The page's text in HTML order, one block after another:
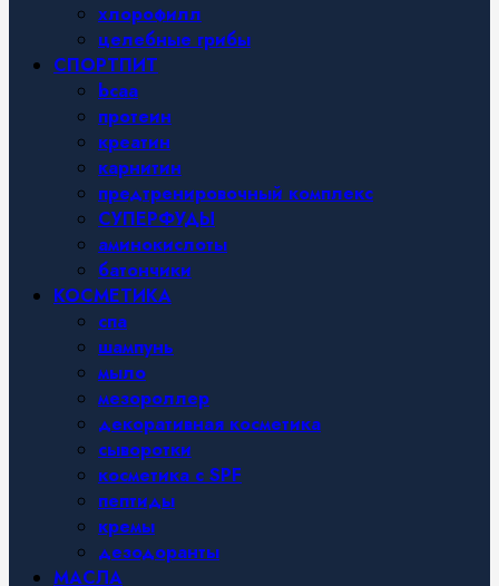
хлорофилл
целебные грибы
СПОРТПИТ
bcaa
протеин
креатин
карнитин
предтренировочный комплекс
СУПЕРФУДЫ
аминокислоты
батончики
КОСМЕТИКА
спа
шампунь
мыло
мезороллер
декоративная косметика
сыворотки
косметика с SPF
пептиды
кремы
дезодоранты
МАСЛА